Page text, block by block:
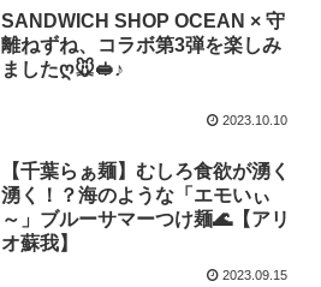
SANDWICH SHOP OCEAN × 守
離ねずね、コラボ第3弾を楽しみ
ましたღ🐭🥪♪
2023.10.10
【千葉らぁ麺】むしろ食欲が湧く
湧く！？海のような「エモいぃ
～」ブルーサマーつけ麺🌊【アリ
オ蘇我】
2023.09.15